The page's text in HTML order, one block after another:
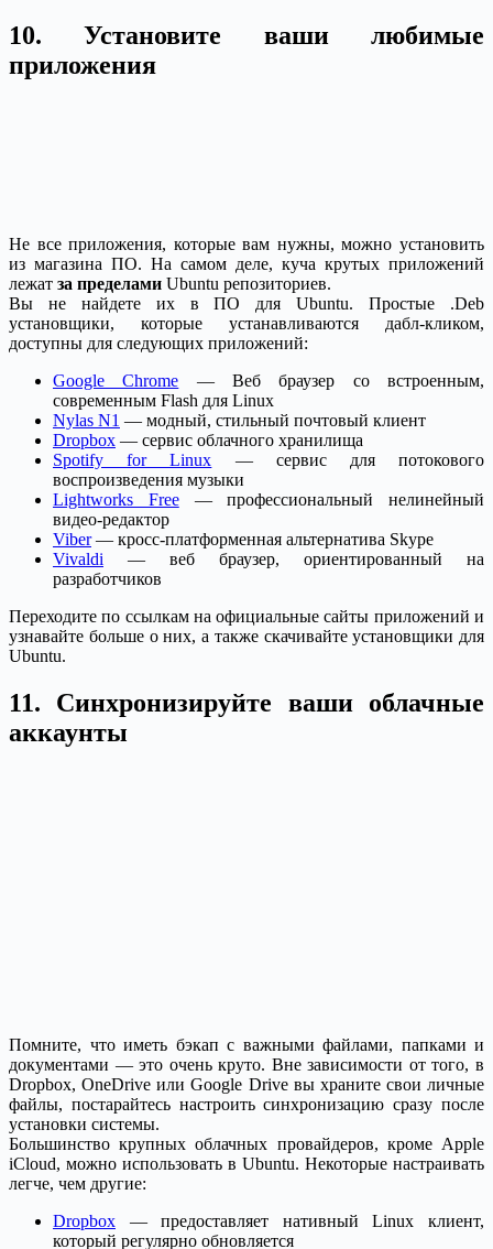
10. Установите ваши любимые
приложения
Не все приложения, которые вам нужны, можно установить
из магазина ПО. На самом деле, куча крутых приложений
лежат за пределами Ubuntu репозиториев.
Вы не найдете их в ПО для Ubuntu. Простые .Deb
установщики, которые устанавливаются дабл-кликом,
доступны для следующих приложений:
Google Chrome — Веб браузер со встроенным,
современным Flash для Linux
Nylas N1 — модный, стильный почтовый клиент
Dropbox — сервис облачного хранилища
Spotify for Linux — сервис для потокового
воспроизведения музыки
Lightworks Free— профессиональный нелинейный
видео-редактор
Viber— кросс-платформенная альтернатива Skype
Vivaldi — веб браузер, ориентированный на
разработчиков
Переходите по ссылкам на официальные сайты приложений и
узнавайте больше о них, а также скачивайте установщики для
Ubuntu.
11. Синхронизируйте ваши облачные
аккаунты
Помните, что иметь бэкап с важными файлами, папками и
документами — это очень круто. Вне зависимости от того, в
Dropbox, OneDrive или Google Drive вы храните свои личные
файлы, постарайтесь настроить синхронизацию сразу после
установки системы.
Большинство крупных облачных провайдеров, кроме Apple
iCloud, можно использовать в Ubuntu. Некоторые настраивать
легче, чем другие:
Dropbox — предоставляет нативный Linux клиент,
который регулярно обновляется